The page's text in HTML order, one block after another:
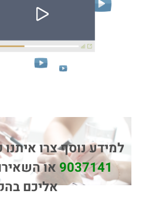
למידע נוסף צרו
9037141או
אליכם